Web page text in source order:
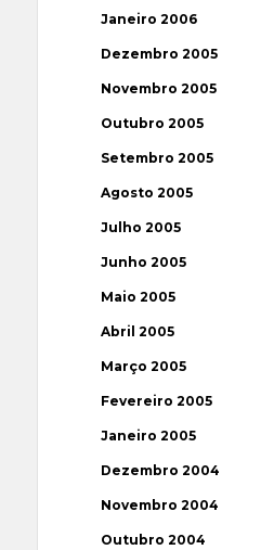
Janeiro 2006
Dezembro 2005
Novembro 2005
Outubro 2005
Setembro 2005
Agosto 2005
Julho 2005
Junho 2005
Maio 2005
Abril 2005
Março 2005
Fevereiro 2005
Janeiro 2005
Dezembro 2004
Novembro 2004
Outubro 2004